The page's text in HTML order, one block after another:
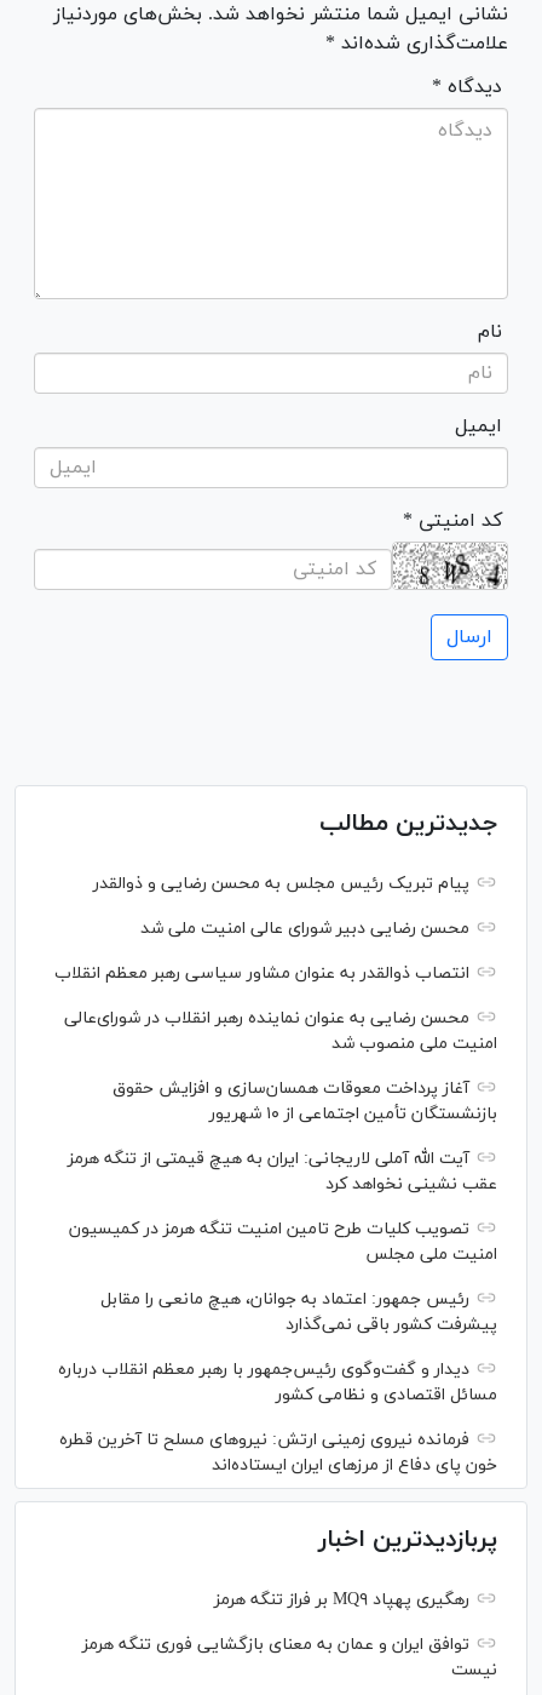
نشانی ایمیل شما منتشر نخواهد شد. بخش‌های موردنیاز
علامت‌گذاری شده‌اند *
* دیدگاه
نام
ایمیل
* کد امنیتی
جدیدترین مطالب
پیام تبریک رئیس مجلس به محسن رضایی و ذوالقدر
محسن رضایی دبیر شورای عالی امنیت ملی شد
انتصاب ذوالقدر به عنوان مشاور سیاسی رهبر معظم انقلاب
محسن رضایی به عنوان نماینده رهبر انقلاب در شورای‌عالی
امنیت ملی منصوب شد
آغاز پرداخت معوقات همسان‌سازی و افزایش حقوق
بازنشستگان تأمین اجتماعی از ۱۰ شهریور
آیت الله آملی لاریجانی: ایران به هیچ قیمتی از تنگه هرمز
عقب نشینی نخواهد کرد
تصویب کلیات طرح تامین امنیت تنگه هرمز در کمیسیون
امنیت ملی مجلس
رئیس جمهور: اعتماد به جوانان، هیچ مانعی را مقابل
پیشرفت کشور باقی نمی‌گذارد
دیدار و گفت‌‌وگوی رئیس‌جمهور با رهبر معظم انقلاب درباره
مسائل اقتصادی و نظامی کشور
فرمانده نیروی زمینی ارتش: نیرو‌های مسلح تا آخرین قطره
خون پای دفاع از مرز‌های ایران ایستاده‌اند
پربازدیدترین اخبار
رهگیری پهپاد MQ۹ بر فراز تنگه هرمز
توافق ایران و عمان به معنای بازگشایی فوری تنگه هرمز
نیست